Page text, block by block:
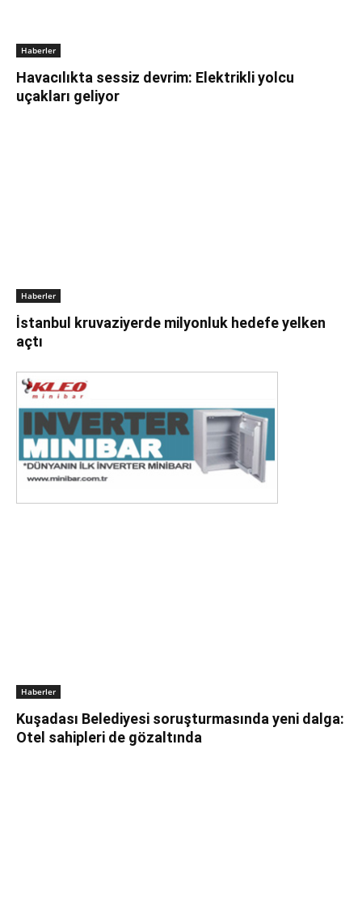
Haberler
Havacılıkta sessiz devrim: Elektrikli yolcu
uçakları geliyor
Haberler
İstanbul kruvaziyerde milyonluk hedefe yelken
açtı
Haberler
Kuşadası Belediyesi soruşturmasında yeni dalga:
Otel sahipleri de gözaltında